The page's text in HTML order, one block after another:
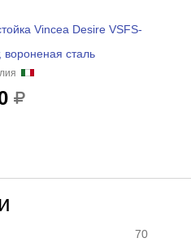
Vincea Desire VSFS-
вороненая сталь
70